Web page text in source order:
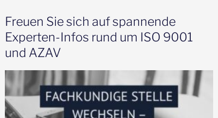
Freuen Sie sich auf spannende
Experten-Infos rund um ISO 9001
und AZAV